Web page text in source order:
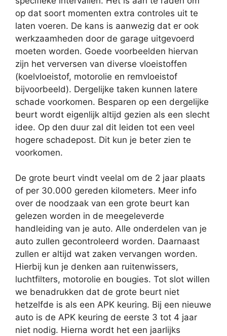
op dat soort momenten extra controles uit te
laten voeren. De kans is aanwezig dat er ook
werkzaamheden door de garage uitgevoerd
moeten worden. Goede voorbeelden hiervan
zijn het verversen van diverse vloeistoffen
(koelvloeistof, motorolie en remvloeistof
bijvoorbeeld). Dergelijke taken kunnen latere
schade voorkomen. Besparen op een dergelijke
beurt wordt eigenlijk altijd gezien als een slecht
idee. Op den duur zal dit leiden tot een veel
hogere schadepost. Dit kun je beter zien te
voorkomen.
De grote beurt vindt veelal om de 2 jaar plaats
of per 30.000 gereden kilometers. Meer info
over de noodzaak van een grote beurt kan
gelezen worden in de meegeleverde
handleiding van je auto. Alle onderdelen van je
auto zullen gecontroleerd worden. Daarnaast
zullen er altijd wat zaken vervangen worden.
Hierbij kun je denken aan ruitenwissers,
luchtfilters, motorolie en bougies. Tot slot willen
we benadrukken dat de grote beurt niet
hetzelfde is als een APK keuring. Bij een nieuwe
auto is de APK keuring de eerste 3 tot 4 jaar
niet nodig. Hierna wordt het een jaarlijks